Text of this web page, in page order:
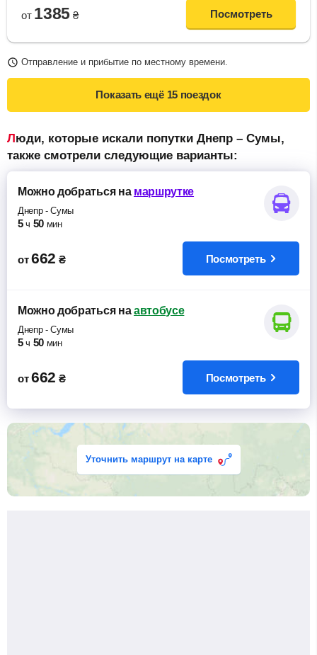
от 1385 ₴ Посмотреть
Отправление и прибытие по местному времени.
Показать ещё 15 поездок
Люди, которые искали попутки Днепр – Сумы,
также смотрели следующие варианты:
Можно добратьсяна маршрутке
Днепр-Сумы
5 ч 50 мин
от 662 ₴ Посмотреть
Можно добратьсяна автобусе
Днепр-Сумы
5 ч 50 мин
от 662 ₴ Посмотреть
Уточнить маршрут на карте